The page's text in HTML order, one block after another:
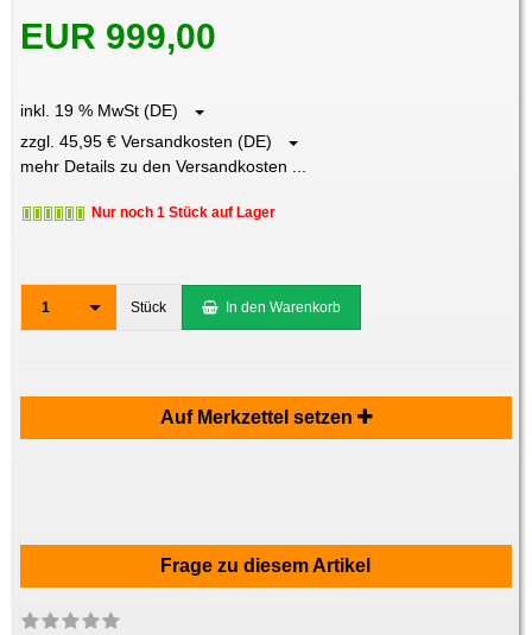
EUR 999,00
inkl. 19 % MwSt (DE)
zzgl. 45,95 € Versandkosten (DE)
mehr Details zu den Versandkosten ...
Nur noch 1 Stück auf Lager
1 Stück In den Warenkorb
Auf Merkzettel setzen
Frage zu diesem Artikel